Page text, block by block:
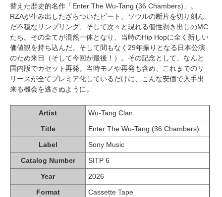
替えた歴史的名作「Enter The Wu-Tang (36 Chambers)」。
RZAが生み出したざらついたビート、ソウルの断片を切り刻ん
だ不穏なサンプリング、そして次々と現れる個性剥き出しのMC
たち。その全てが混然一体となり、当時のHip Hopに全く新しい
価値観を持ち込んだ。そして間もなく29年振りとなる日本公演
のため来日（そして今回が最後！）。その記念として、なんと
国内版でカセット再発。当時モノや再発も含め、これまでのリ
リースが全てプレミア化しているだけに、こんな安価で入手出
来る機会を逃さぬように。
Artist
Wu-Tang Clan
Title
Enter The Wu-Tang (36 Chambers)
Label
Sony Music
Catalog Number
SITP 6
Year
2026
Format
Cassette Tape